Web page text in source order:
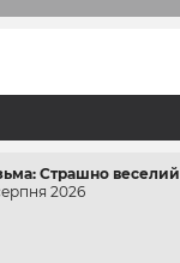
Страшно веселий
2026